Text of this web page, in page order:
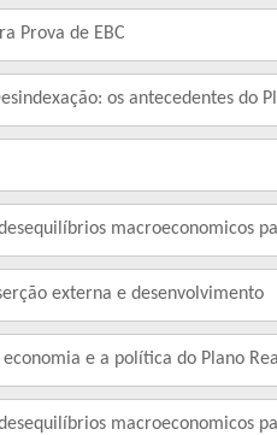
Prova de EBC
os antecedentes do
macroeconomicos
externa e desenvolvimento
e a política do Plano Real
macroeconomicos